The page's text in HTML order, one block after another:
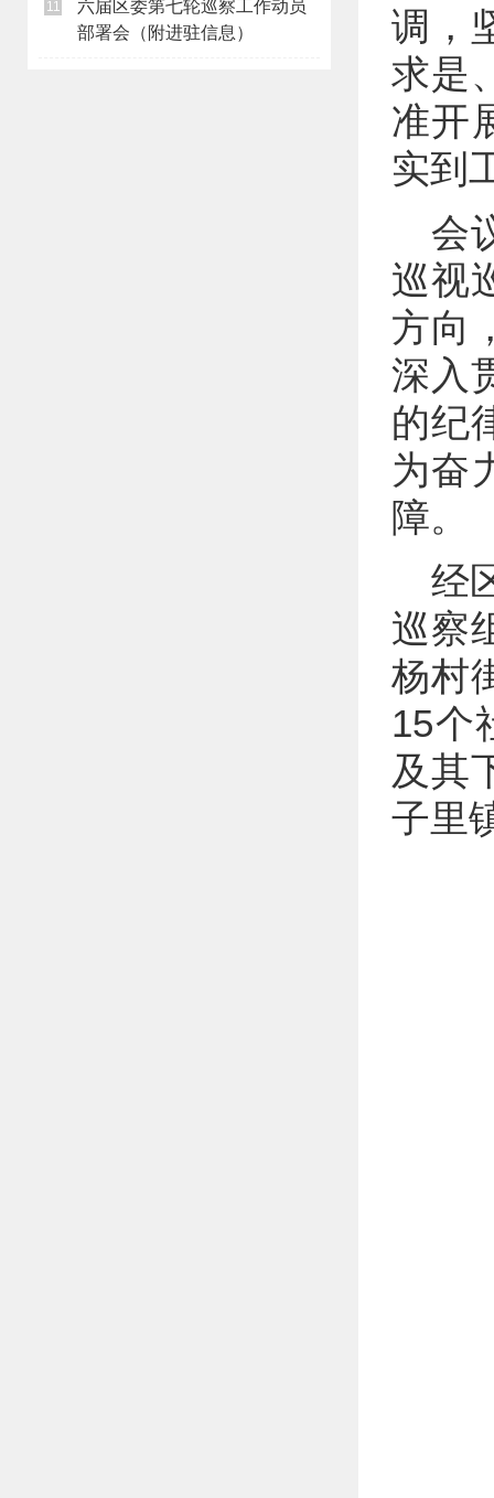
11
六届区委第七轮巡察工作动员
部署会（附进驻信息）
调，
求是
准开
实到
会
巡视
方向
深入
的纪
为奋
障。
经
巡察
杨村
15个
及其
子里